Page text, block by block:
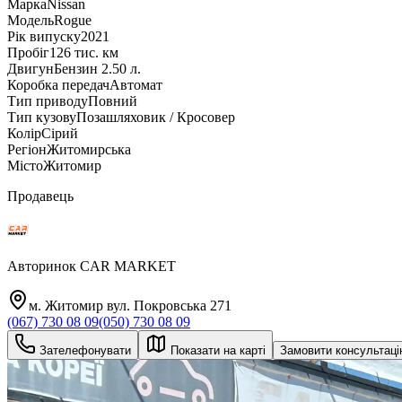
МаркаNissan
МодельRogue
Рік випуску2021
Пробіг126 тис. км
ДвигунБензин 2.50 л.
Коробка передачАвтомат
Тип приводуПовний
Тип кузовуПозашляховик / Кросовер
КолірСірий
РегіонЖитомирська
МістоЖитомир
Продавець
Авторинок CAR MARKET
м. Житомир вул. Покровська 271
(067) 730 08 09(050) 730 08 09
Зателефонувати Показати на карті Замовити